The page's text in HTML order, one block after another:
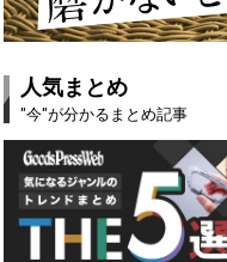
人気まとめ
"今"が分かるまとめ記事